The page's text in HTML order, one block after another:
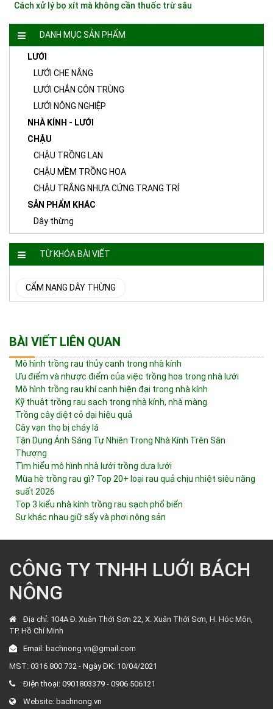
Cách xử lý bọ xít mà không cần thuốc trừ sâu
DANH MỤC SẢN PHẨM
LƯỚI
LƯỚI CHE NẮNG
LƯỚI CHẮN CÔN TRÙNG
LƯỚI NÔNG NGHIỆP
NHÀ KÍNH - LƯỚI
CHẬU
CHẬU TRỒNG LAN
CHẬU MỀM TRỒNG HOA
CHẬU TRẮNG NHỰA CỨNG TRANG TRÍ
SẢN PHẨM KHÁC
Dây thừng
TỪ KHÓA BÀI VIẾT
CẨM NANG DÂY THỪNG
BÀI VIẾT LIÊN QUAN
Mô hình trồng rau thủy canh trong nhà kính
Ưu điểm và nhược điểm của việc trồng hoa trong nhà lưới
Mô hình trồng rau khí canh hiện đại trong nhà kính
Kỹ thuật trồng rau sạch trong nhà kính, nhà màng
Trồng cây diệt cỏ dại hiệu quả
Cây vạn thọ bị cháy lá
Tận Dụng Ánh Sáng Tự Nhiên Trong Nhà Kính Trên Sân
Thượng
Tìm hiểu mô hình nhà lưới trồng dưa lưới
Mùa hè trồng rau gì? Top 20+ loại rau quả chịu nhiệt siêu năng
suất 2026
Top 3 kiểu nhà kính trồng rau sạch phổ biến
Sự khác nhau giữ sấy và phơi nông sản
CÔNG TY TNHH LUỚI BÁCH
NÔNG
Địa chỉ: 104A Đ. Xuân Thới Sơn 22, X. Xuân Thới Sơn, H. Hóc Môn,
TP. Hồ Chí Minh
Email: bachnong.vn@gmail.com
MST: 0316 800 732 - Ngày ĐK: 10/04/2021
Điện thoại: 0901803379 - 0906 506121
Website: bachnong.vn